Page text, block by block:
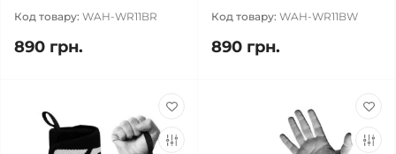
Код товару: WAH-WR11BR
890 грн.
Код товару: WAH-WR11BW
890 грн.